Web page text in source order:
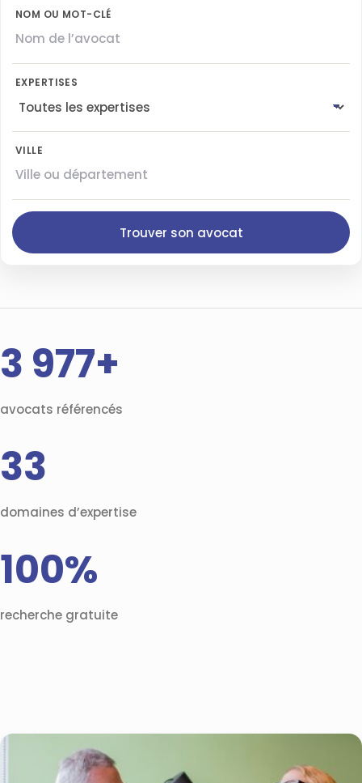
NOM OU MOT-CLÉ
EXPERTISES
VILLE
Trouver son avocat
3 977+
avocats référencés
33
domaines d’expertise
100%
recherche gratuite